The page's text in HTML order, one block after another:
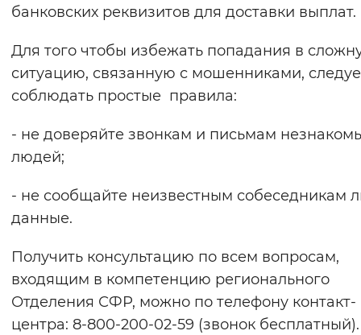
банковских реквизитов для доставки выплат.
Для того чтобы избежать попадания в
ситуацию, связанную с мошенниками,
соблюдать простые правила:
- не доверяйте звонкам и письмам
людей;
- не сообщайте неизвестным собеседникам
данные.
Получить консультацию по всем вопросам,
входящим в компетенцию регионального
Отделения СФР, можно по телефону контакт-
центра: 8-800-200-02-59 (звонок бесплатный).